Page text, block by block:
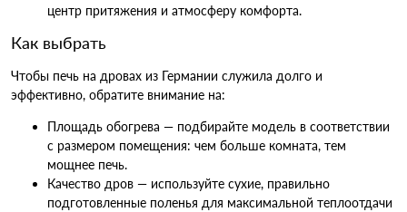
центр притяжения и атмосферу комфорта.
Как выбрать
Чтобы печь на дровах из Германии служила долго и
эффективно, обратите внимание на:
Площадь обогрева — подбирайте модель в соответствии
с размером помещения: чем больше комната, тем
мощнее печь.
Качество дров — используйте сухие, правильно
подготовленные поленья для максимальной теплоотдачи